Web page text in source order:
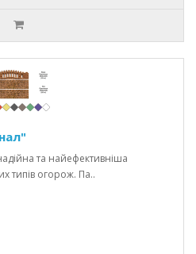
та найефективніша
типів огорож. Па..